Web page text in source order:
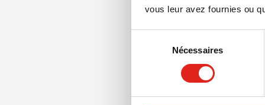
vous leur avez fournies ou
consentement
Nécessaires
011